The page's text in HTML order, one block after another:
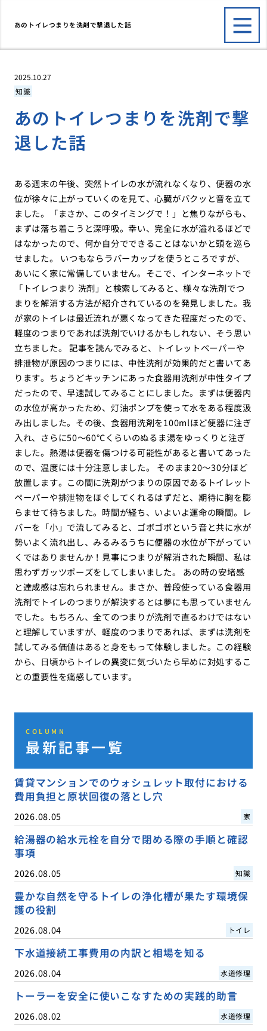
あのトイレつまりを洗剤で撃退した話
2025.10.27
知識
あのトイレつまりを洗剤で撃
退した話
ある週末の午後、突然トイレの水が流れなくなり、便器の水
位が徐々に上がっていくのを見て、心臓がバクッと音を立て
ました。「まさか、このタイミングで！」と焦りながらも、
まずは落ち着こうと深呼吸。幸い、完全に水が溢れるほどで
はなかったので、何か自分でできることはないかと頭を巡ら
せました。 いつもならラバーカップを使うところですが、
あいにく家に常備していません。そこで、インターネットで
「トイレつまり 洗剤」と検索してみると、様々な洗剤でつ
まりを解消する方法が紹介されているのを発見しました。我
が家のトイレは最近流れが悪くなってきた程度だったので、
軽度のつまりであれば洗剤でいけるかもしれない、そう思い
立ちました。 記事を読んでみると、トイレットペーパーや
排泄物が原因のつまりには、中性洗剤が効果的だと書いてあ
ります。ちょうどキッチンにあった食器用洗剤が中性タイプ
だったので、早速試してみることにしました。まずは便器内
の水位が高かったため、灯油ポンプを使って水をある程度汲
み出しました。その後、食器用洗剤を100mlほど便器に注ぎ
入れ、さらに50〜60℃くらいのぬるま湯をゆっくりと注ぎ
ました。熱湯は便器を傷つける可能性があると書いてあった
ので、温度には十分注意しました。 そのまま20〜30分ほど
放置します。この間に洗剤がつまりの原因であるトイレット
ペーパーや排泄物をほぐしてくれるはずだと、期待に胸を膨
らませて待ちました。時間が経ち、いよいよ運命の瞬間。レ
バーを「小」で流してみると、ゴボゴボという音と共に水が
勢いよく流れ出し、みるみるうちに便器の水位が下がってい
くではありませんか！見事につまりが解消された瞬間、私は
思わずガッツポーズをしてしまいました。 あの時の安堵感
と達成感は忘れられません。まさか、普段使っている食器用
洗剤でトイレのつまりが解決するとは夢にも思っていません
でした。もちろん、全てのつまりが洗剤で直るわけではない
と理解していますが、軽度のつまりであれば、まずは洗剤を
試してみる価値はあると身をもって体験しました。この経験
から、日頃からトイレの異変に気づいたら早めに対処するこ
との重要性を痛感しています。
COLUMN
最新記事一覧
賃貸マンションでのウォシュレット取付における
費用負担と原状回復の落とし穴
2026.08.05 家
給湯器の給水元栓を自分で閉める際の手順と確認
事項
2026.08.05 知識
豊かな自然を守るトイレの浄化槽が果たす環境保
護の役割
2026.08.04 トイレ
下水道接続工事費用の内訳と相場を知る
2026.08.04 水道修理
トーラーを安全に使いこなすための実践的助言
2026.08.02 水道修理